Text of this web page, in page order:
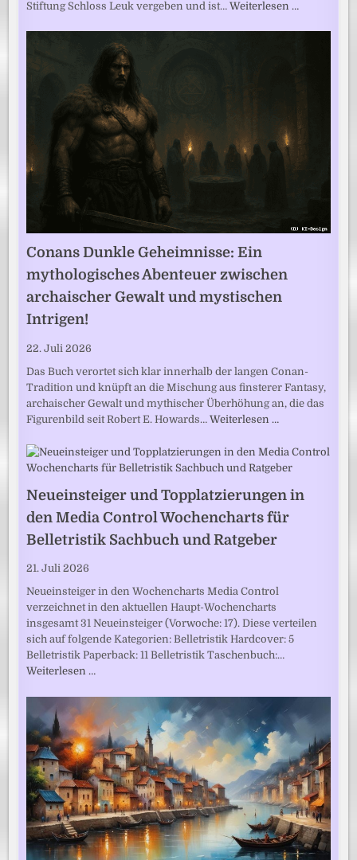
Stiftung Schloss Leuk vergeben und ist…Weiterlesen …
Conans Dunkle Geheimnisse: Ein
mythologisches Abenteuer zwischen
archaischer Gewalt und mystischen
Intrigen!
22. Juli 2026
Das Buch verortet sich klar innerhalb der langen Conan-
Tradition und knüpft an die Mischung aus finsterer Fantasy,
archaischer Gewalt und mythischer Überhöhung an, die das
Figurenbild seit Robert E. Howards…Weiterlesen …
Neueinsteiger und Topplatzierungen in
den Media Control Wochencharts für
Belletristik Sachbuch und Ratgeber
21. Juli 2026
Neueinsteiger in den Wochencharts Media Control
verzeichnet in den aktuellen Haupt-Wochencharts
insgesamt 31 Neueinsteiger (Vorwoche: 17). Diese verteilen
sich auf folgende Kategorien: Belletristik Hardcover: 5
Belletristik Paperback: 11 Belletristik Taschenbuch:…
Weiterlesen …